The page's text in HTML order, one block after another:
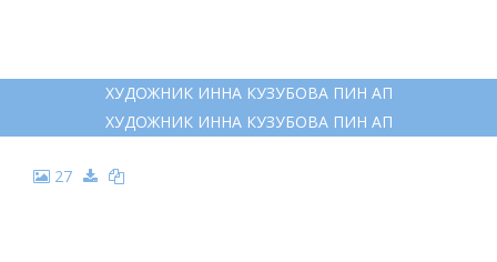
ХУДОЖНИК ИННА КУЗУБОВА ПИН АП
ХУДОЖНИК ИННА КУЗУБОВА ПИН АП
27